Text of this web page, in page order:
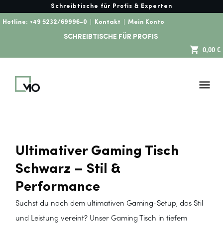
Schreibtische für Profis & Experten
Hotline: +49 5232/69996-0 Kontakt Mein Konto
SCHREIBTISCHE FÜR PROFIS
0,00 €
Ultimativer Gaming Tisch
Schwarz – Stil &
Performance
Suchst du nach dem ultimativen Gaming-Setup, das Stil
und Leistung vereint? Unser Gaming Tisch in tiefem